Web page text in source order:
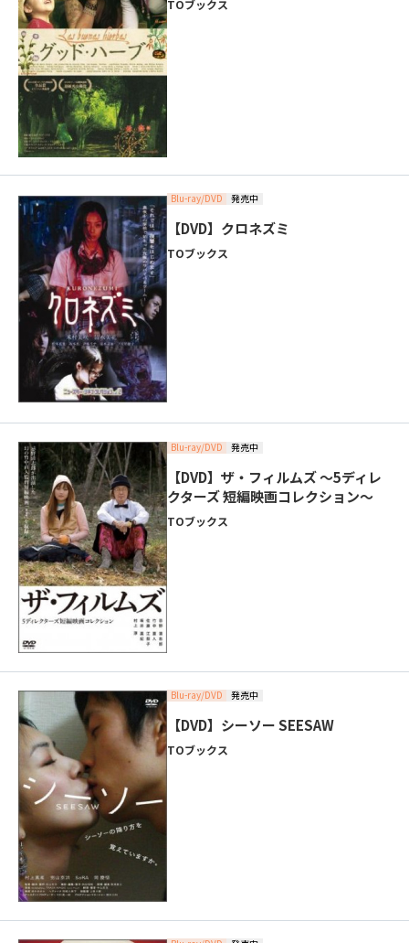
TOブックス
Blu-ray/DVD 発売中
【DVD】クロネズミ
TOブックス
Blu-ray/DVD 発売中
【DVD】ザ・フィルムズ ～5ディレ
クターズ 短編映画コレクション～
TOブックス
Blu-ray/DVD 発売中
【DVD】シーソー SEESAW
TOブックス